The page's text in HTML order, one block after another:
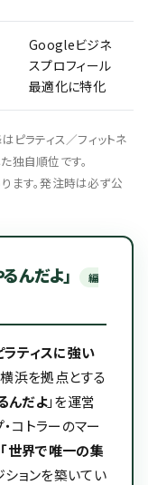
Googleビジネ
スプロフィール
最適化に特化
ラティス／フィットネ
独自順位です。
ます。発注時は必ず公
んだよ」
編
ラティスに強い
浜を拠点とする
んだよ」を運営
コトラーのマー
「世界で唯一の集
ョンを築いてい